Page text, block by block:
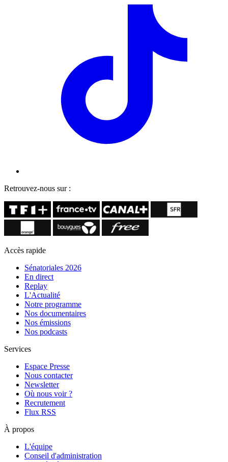
Retrouvez-nous sur :
Accès rapide
Sénatoriales 2026
En direct
Replay
L'Actualité
Notre programme
Nos documentaires
Nos émissions
Nos podcasts
Services
Espace Presse
Nous contacter
Newsletter
Où nous voir ?
Recrutement
Flux RSS
À propos
L'équipe
Conseil d'administration